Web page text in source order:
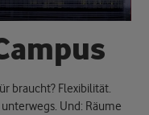
ampus
braucht? Flexibilität.
Und: Räume